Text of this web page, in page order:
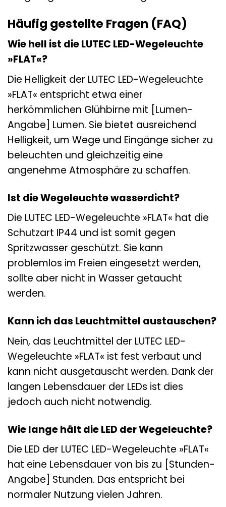
Häufig gestellte Fragen (FAQ)
Wie hell ist die LUTEC LED-Wegeleuchte
»FLAT«?
Die Helligkeit der LUTEC LED-Wegeleuchte
»FLAT« entspricht etwa einer
herkömmlichen Glühbirne mit [Lumen-
Angabe] Lumen. Sie bietet ausreichend
Helligkeit, um Wege und Eingänge sicher zu
beleuchten und gleichzeitig eine
angenehme Atmosphäre zu schaffen.
Ist die Wegeleuchte wasserdicht?
Die LUTEC LED-Wegeleuchte »FLAT« hat die
Schutzart IP44 und ist somit gegen
Spritzwasser geschützt. Sie kann
problemlos im Freien eingesetzt werden,
sollte aber nicht in Wasser getaucht
werden.
Kann ich das Leuchtmittel austauschen?
Nein, das Leuchtmittel der LUTEC LED-
Wegeleuchte »FLAT« ist fest verbaut und
kann nicht ausgetauscht werden. Dank der
langen Lebensdauer der LEDs ist dies
jedoch auch nicht notwendig.
Wie lange hält die LED der Wegeleuchte?
Die LED der LUTEC LED-Wegeleuchte »FLAT«
hat eine Lebensdauer von bis zu [Stunden-
Angabe] Stunden. Das entspricht bei
normaler Nutzung vielen Jahren.